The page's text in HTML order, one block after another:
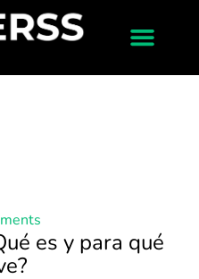
es y para qué